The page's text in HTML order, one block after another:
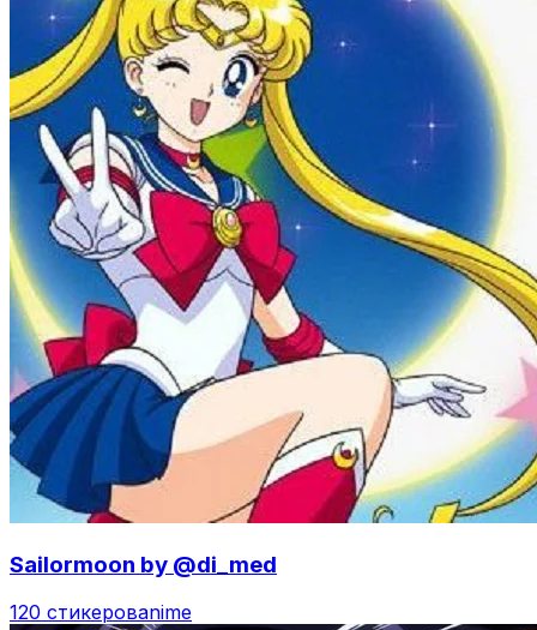
Sailormoon by @di_med
120 стикеровanime